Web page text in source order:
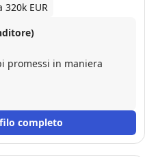
EUR
promessi in maniera
completo